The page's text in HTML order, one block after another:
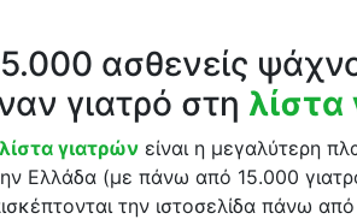
ασθενείς
γιατρό στη λίστα
λίστα γιατρών είναι η μεγαλύτερη
Ελλάδα (με πάνω από 15.000
την ιστοσελίδα πάνω